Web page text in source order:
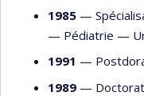
1985 —
— Pédiatrie —
1991 —
1989 —